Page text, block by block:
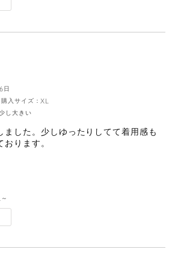
日
購入サイズ：XL
少し大きい
ました。少しゆったりしてて着用感も
おります。